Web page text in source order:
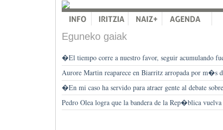
Eguneko gaiak
�El tiempo corre a nuestro favor, seguir acumulando
Aurore Martin reaparece en Biarritz arropada por m�s
�En mi caso ha servido para atraer gente al debate
Pedro Olea logra que la bandera de la Rep�blica